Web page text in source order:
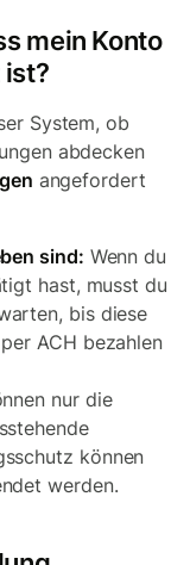
mein Konto
System, ob
abdecken
angefordert
sind: Wenn du
hast, musst du
bis diese
ACH bezahlen
nur die
können
werden.